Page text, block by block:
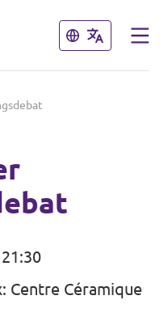
Sluiten
Sluiten
Centre Céramique